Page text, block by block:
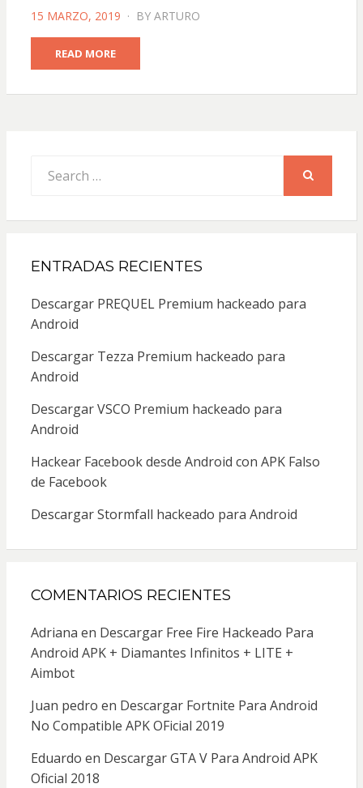
POSTED
15 MARZO, 2019 BY ARTURO
READ MORE
for:
ENTRADAS RECIENTES
Descargar PREQUEL Premium hackeado para
Android
Descargar Tezza Premium hackeado para
Android
Descargar VSCO Premium hackeado para
Android
Hackear Facebook desde Android con APK Falso
de Facebook
Descargar Stormfall hackeado para Android
COMENTARIOS RECIENTES
Adriana en Descargar Free Fire Hackeado Para
Android APK + Diamantes Infinitos + LITE +
Aimbot
Juan pedro en Descargar Fortnite Para Android
No Compatible APK OFicial 2019
Eduardo en Descargar GTA V Para Android APK
Oficial 2018